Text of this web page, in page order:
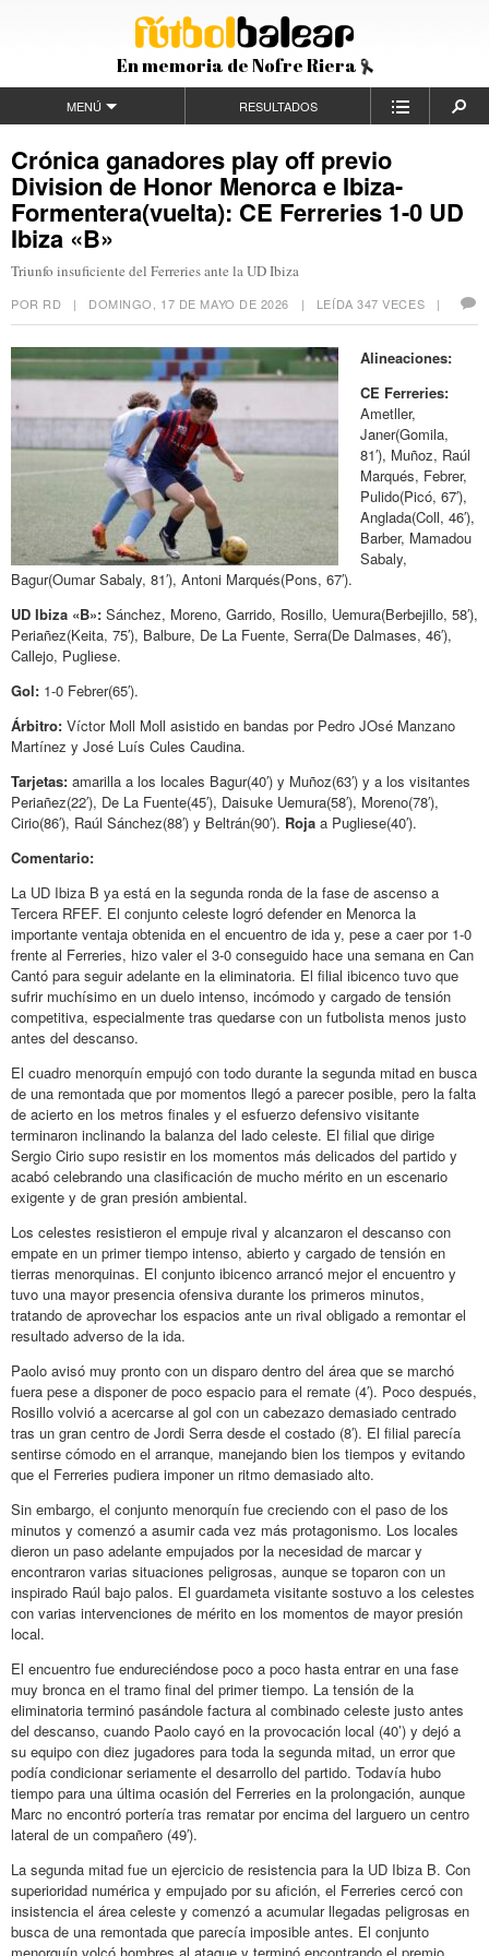
En memoria de Nofre Riera
MENÚ RESULTADOS
Crónica ganadores play off previo
Division de Honor Menorca e Ibiza-
Formentera(vuelta): CE Ferreries 1-0 UD
Ibiza «B»
Triunfo insuficiente del Ferreries ante la UD Ibiza
POR RD | DOMINGO, 17 DE MAYO DE 2026 | LEÍDA 347 VECES |
Alineaciones:
CE Ferreries:
Ametller,
Janer(Gomila,
81′), Muñoz, Raúl
Marqués, Febrer,
Pulido(Picó, 67′),
Anglada(Coll, 46′),
Barber, Mamadou
Sabaly,
Bagur(Oumar Sabaly, 81′), Antoni Marqués(Pons, 67′).
UD Ibiza «B»: Sánchez, Moreno, Garrido, Rosillo, Uemura(Berbejillo, 58′),
Periañez(Keita, 75′), Balbure, De La Fuente, Serra(De Dalmases, 46′),
Callejo, Pugliese.
Gol: 1-0 Febrer(65′).
Árbitro: Víctor Moll Moll asistido en bandas por Pedro JOsé Manzano
Martínez y José Luís Cules Caudina.
Tarjetas: amarilla a los locales Bagur(40′) y Muñoz(63′) y a los visitantes
Periañez(22′), De La Fuente(45′), Daisuke Uemura(58′), Moreno(78′),
Cirio(86′), Raúl Sánchez(88′) y Beltrán(90′). Roja a Pugliese(40′).
Comentario:
La UD Ibiza B ya está en la segunda ronda de la fase de ascenso a
Tercera RFEF. El conjunto celeste logró defender en Menorca la
importante ventaja obtenida en el encuentro de ida y, pese a caer por 1-0
frente al Ferreries, hizo valer el 3-0 conseguido hace una semana en Can
Cantó para seguir adelante en la eliminatoria. El filial ibicenco tuvo que
sufrir muchísimo en un duelo intenso, incómodo y cargado de tensión
competitiva, especialmente tras quedarse con un futbolista menos justo
antes del descanso.
El cuadro menorquín empujó con todo durante la segunda mitad en busca
de una remontada que por momentos llegó a parecer posible, pero la falta
de acierto en los metros finales y el esfuerzo defensivo visitante
terminaron inclinando la balanza del lado celeste. El filial que dirige
Sergio Cirio supo resistir en los momentos más delicados del partido y
acabó celebrando una clasificación de mucho mérito en un escenario
exigente y de gran presión ambiental.
Los celestes resistieron el empuje rival y alcanzaron el descanso con
empate en un primer tiempo intenso, abierto y cargado de tensión en
tierras menorquinas. El conjunto ibicenco arrancó mejor el encuentro y
tuvo una mayor presencia ofensiva durante los primeros minutos,
tratando de aprovechar los espacios ante un rival obligado a remontar el
resultado adverso de la ida.
Paolo avisó muy pronto con un disparo dentro del área que se marchó
fuera pese a disponer de poco espacio para el remate (4′). Poco después,
Rosillo volvió a acercarse al gol con un cabezazo demasiado centrado
tras un gran centro de Jordi Serra desde el costado (8′). El filial parecía
sentirse cómodo en el arranque, manejando bien los tiempos y evitando
que el Ferreries pudiera imponer un ritmo demasiado alto.
Sin embargo, el conjunto menorquín fue creciendo con el paso de los
minutos y comenzó a asumir cada vez más protagonismo. Los locales
dieron un paso adelante empujados por la necesidad de marcar y
encontraron varias situaciones peligrosas, aunque se toparon con un
inspirado Raúl bajo palos. El guardameta visitante sostuvo a los celestes
con varias intervenciones de mérito en los momentos de mayor presión
local.
El encuentro fue endureciéndose poco a poco hasta entrar en una fase
muy bronca en el tramo final del primer tiempo. La tensión de la
eliminatoria terminó pasándole factura al combinado celeste justo antes
del descanso, cuando Paolo cayó en la provocación local (40’) y dejó a
su equipo con diez jugadores para toda la segunda mitad, un error que
podía condicionar seriamente el desarrollo del partido. Todavía hubo
tiempo para una última ocasión del Ferreries en la prolongación, aunque
Marc no encontró portería tras rematar por encima del larguero un centro
lateral de un compañero (49′).
La segunda mitad fue un ejercicio de resistencia para la UD Ibiza B. Con
superioridad numérica y empujado por su afición, el Ferreries cercó con
insistencia el área celeste y comenzó a acumular llegadas peligrosas en
busca de una remontada que parecía imposible antes. El conjunto